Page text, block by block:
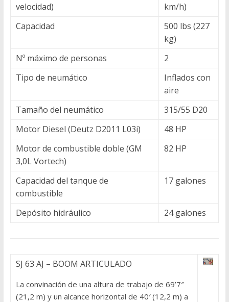
velocidad)
km/h)
Capacidad
500 lbs (227
kg)
Nº máximo de personas
2
Tipo de neumático
Inflados con
aire
Tamaño del neumático
315/55 D20
Motor Diesel (Deutz D2011 L03i)
48 HP
Motor de combustible doble (GM
3,0L Vortech)
82 HP
Capacidad del tanque de
combustible
17 galones
Depósito hidráulico 24 galones
SJ 63 AJ – BOOM ARTICULADO
La convinación de una altura de trabajo de 69’7″
(21,2 m) y un alcance horizontal de 40′ (12,2 m) a